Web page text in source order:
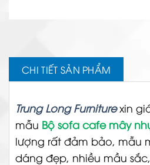
CHI TIẾT SẢN PHẨM
Trung Long Furniturexin
mẫu Bộ sofa cafe mây
lượng rất đảm bảo, mẫu
dáng đẹp, nhiều mầu sắc,